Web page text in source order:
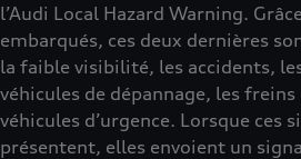
l’Audi Local Hazard Warning.
embarqués, ces deux dernières
la faible visibilité, les accidents,
véhicules de dépannage, les freins
véhicules d’urgence. Lorsque ces
présentent, elles envoient un